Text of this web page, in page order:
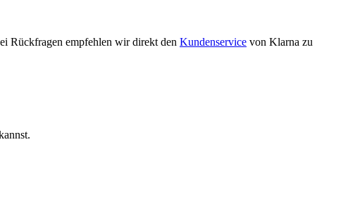
Rückfragen empfehlen wir direkt den Kundenservice von Klarna zu